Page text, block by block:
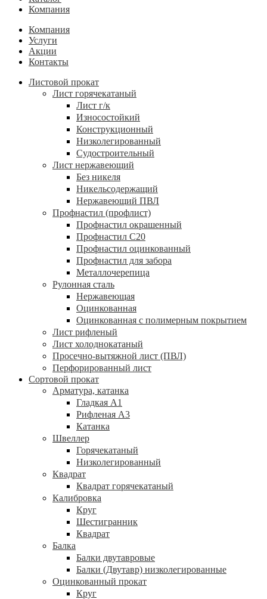
Компания
Компания
Услуги
Акции
Контакты
Листовой прокат
Лист горячекатаный
Лист г/к
Износостойкий
Конструкционный
Низколегированный
Судостроительный
Лист нержавеющий
Без никеля
Никельсодержащий
Нержавеющий ПВЛ
Профнастил (профлист)
Профнастил окрашенный
Профнастил С20
Профнастил оцинкованный
Профнастил для забора
Металлочерепица
Рулонная сталь
Нержавеющая
Оцинкованная
Оцинкованная с полимерным покрытием
Лист рифленый
Лист холоднокатаный
Просечно-вытяжной лист (ПВЛ)
Перфорированный лист
Сортовой прокат
Арматура, катанка
Гладкая А1
Рифленая А3
Катанка
Швеллер
Горячекатаный
Низколегированный
Квадрат
Квадрат горячекатаный
Калибровка
Круг
Шестигранник
Квадрат
Балка
Балки двутавровые
Балки (Двутавр) низколегированные
Оцинкованный прокат
Круг